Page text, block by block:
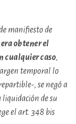
manifiesto de
obtener el
cualquier caso,
temporal lo
, se negó a
de su
el art. 348 bis